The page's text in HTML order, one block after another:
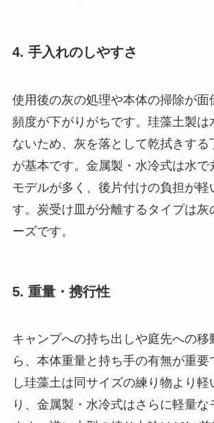
4. 手入れのしやすさ
使用後の灰の処理や本体の掃除が面
頻度が下がりがちです。珪藻土製は
ないため、灰を落として乾拭きする
が基本です。金属製・水冷式は水で
モデルが多く、後片付けの負担が軽
す。炭受け皿が分離するタイプは灰
ーズです。
5. 重量・携行性
キャンプへの持ち出しや庭先への移
ら、本体重量と持ち手の有無が重要
し珪藻土は同サイズの練り物より軽
り、金属製・水冷式はさらに軽量な